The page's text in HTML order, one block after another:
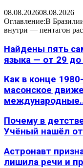
08.08.202608.08.2026
Оглавление:В
внутри — пентагон
Найдены пять
языка — от 29 до
Как в конце
масонское
Почему в
Учёный нашёл
Астронавт
лишила речи и